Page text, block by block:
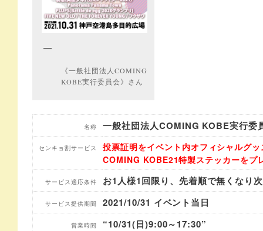
《一般社団法人COMING
KOBE実行委員会》さん
名称 一般社団法人COMING KOBE実行委
センキョ割サービス
投票証明をイベント内オフィシャルグ
COMING KOBE21特製ステッカーをプ
サービス適応条件 お1人様1回限り、先着順で無くなり
サービス提供期間 2021/10/31 イベント当日
営業時間 “10/31(日)9:00～17:30”